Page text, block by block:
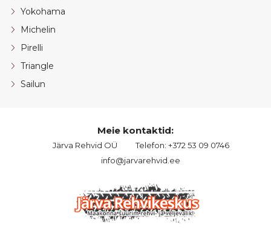
Yokohama
Michelin
Pirelli
Triangle
Sailun
Meie kontaktid:
Järva Rehvid OÜ
Telefon: +372 53 09 0746
info@jarvarehvid.ee